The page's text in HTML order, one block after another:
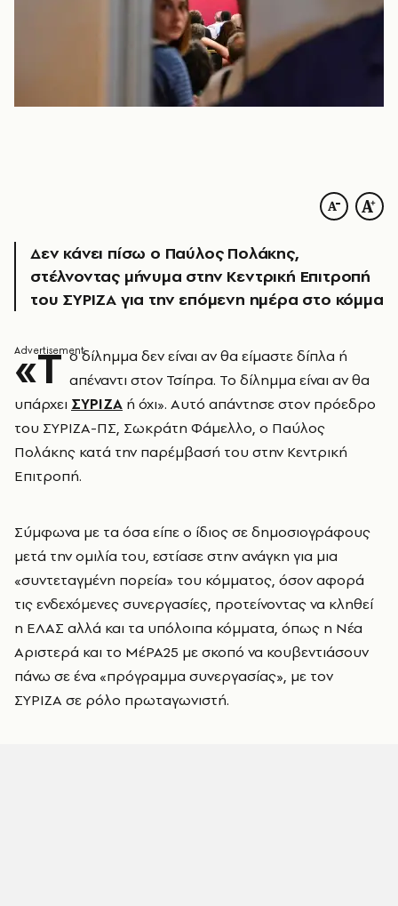
Δεν κάνει πίσω ο Παύλος Πολάκης,
στέλνοντας μήνυμα στην Κεντρική Επιτροπή
του ΣΥΡΙΖΑ για την επόμενη ημέρα στο κόμμα
«Τ ο δίλημμα δεν είναι αν θα είμαστε δίπλα ή
απέναντι στον Τσίπρα. Το δίλημμα είναι αν θα
υπάρχει ΣΥΡΙΖΑ ή όχι». Aυτό απάντησε στον πρόεδρο
του ΣΥΡΙΖΑ-ΠΣ, Σωκράτη Φάμελλο, ο Παύλος
Πολάκης κατά την παρέμβασή του στην Κεντρική
Επιτροπή.
Σύμφωνα με τα όσα είπε ο ίδιος σε δημοσιογράφους
μετά την ομιλία του, εστίασε στην ανάγκη για μια
«συντεταγμένη πορεία» του κόμματος, όσον αφορά
τις ενδεχόμενες συνεργασίες, προτείνοντας να κληθεί
η ΕΛΑΣ αλλά και τα υπόλοιπα κόμματα, όπως η Νέα
Αριστερά και το ΜέΡΑ25 με σκοπό να κουβεντιάσουν
πάνω σε ένα «πρόγραμμα συνεργασίας», με τον
ΣΥΡΙΖΑ σε ρόλο πρωταγωνιστή.